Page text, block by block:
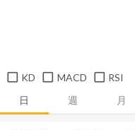
日 週 月
KD MACD RSI